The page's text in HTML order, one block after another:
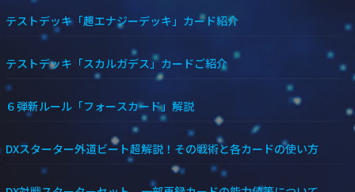
テストデッキ「超エナジーデッキ」カード紹介
テストデッキ「スカルガデス」カードご紹介
６弾新ルール「フォースカード」解説
DXスターター外道ビート超解説！その戦術と各カードの使い方